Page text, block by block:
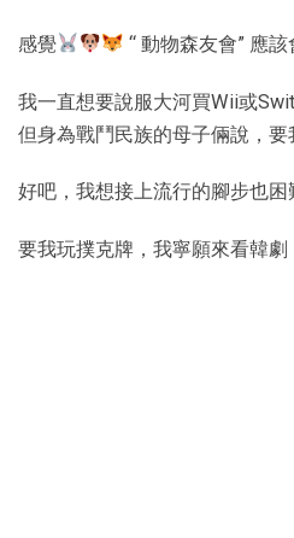
感覺 “ 動物森友會” 應
我一直想要說服大河買Wii或
但身為戰鬥民族的母子倆說，
好吧，我想接上流行的腳步也困
要我玩撲克牌，我寧願來看韓劇